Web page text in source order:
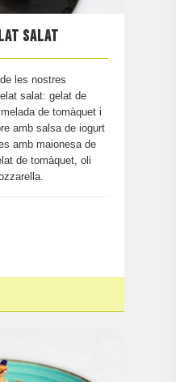
SALAT
les nostres
salat: gelat de
de tomàquet i
amb salsa de iogurt
amb maionesa de
de tomàquet, oli